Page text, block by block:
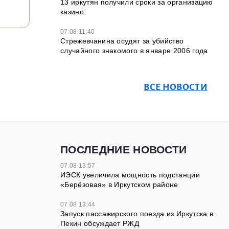
13 иркутян получили сроки за организацию
казино
07.08 11:40
Стрежевчанина осудят за убийство
случайного знакомого в январе 2006 года
ВСЕ НОВОСТИ
ПОСЛЕДНИЕ НОВОСТИ
07.08 13:57
ИЭСК увеличила мощность подстанции
«Берёзовая» в Иркутском районе
07.08 13:44
Запуск пассажирского поезда из Иркутска в
Пекин обсуждает РЖД